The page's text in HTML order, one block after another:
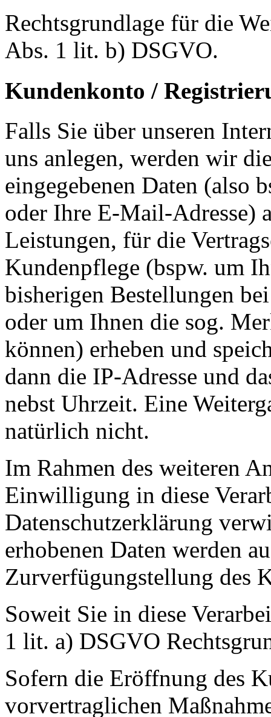
Rechtsgrundlage für die
Abs. 1 lit. b) DSGVO.
Kundenkonto /
Falls Sie über unseren
uns anlegen, werden wir
eingegebenen Daten (also
oder Ihre E-Mail-Adresse)
Leistungen, für die
Kundenpflege (bspw. um
bisherigen Bestellungen
oder um Ihnen die sog.
können) erheben und
dann die IP-Adresse und
nebst Uhrzeit. Eine
natürlich nicht.
Im Rahmen des weiteren
Einwilligung in diese
Datenschutzerklärung
erhobenen Daten werden
Zurverfügungstellung des
Soweit Sie in diese
1 lit. a) DSGVO
Sofern die Eröffnung des
vorvertraglichen